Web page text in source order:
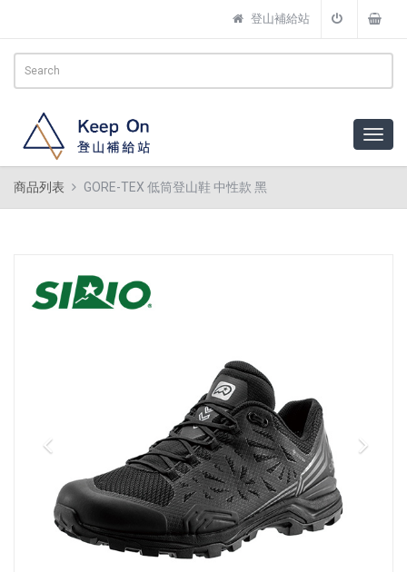
登山補給站
商品列表 GORE-TEX 低筒登山鞋 中性款 黑